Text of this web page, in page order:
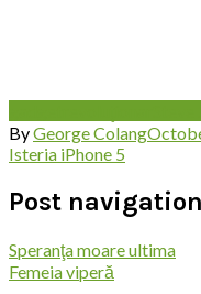
ByGeorge Colang
Isteria iPhone 5
Post navigation
Speranţa moare ultima
Femeia viperă